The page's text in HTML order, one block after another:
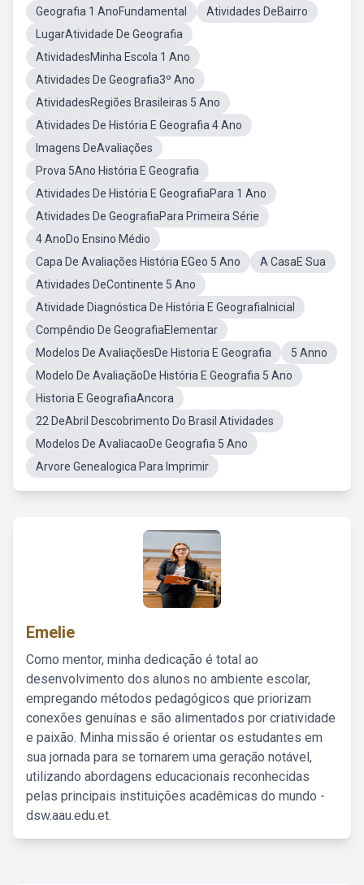
Geografia 1 AnoFundamental
Atividades DeBairro
LugarAtividade De Geografia
AtividadesMinha Escola 1 Ano
Atividades De Geografia3º Ano
AtividadesRegiões Brasileiras 5 Ano
Atividades De História E Geografia 4 Ano
Imagens DeAvaliações
Prova 5Ano História E Geografia
Atividades De História E GeografiaPara 1 Ano
Atividades De GeografiaPara Primeira Série
4 AnoDo Ensino Médio
Capa De Avaliações História EGeo 5 Ano
A CasaE Sua
Atividades DeContinente 5 Ano
Atividade Diagnóstica De História E GeografiaInicial
Compêndio De GeografiaElementar
Modelos De AvaliaçõesDe Historia E Geografia
5 Anno
Modelo De AvaliaçãoDe História E Geografia 5 Ano
Historia E GeografiaAncora
22 DeAbril Descobrimento Do Brasil Atividades
Modelos De AvaliacaoDe Geografia 5 Ano
Arvore Genealogica Para Imprimir
Emelie
Como mentor, minha dedicação é total ao
desenvolvimento dos alunos no ambiente escolar,
empregando métodos pedagógicos que priorizam
conexões genuínas e são alimentados por criatividade
e paixão. Minha missão é orientar os estudantes em
sua jornada para se tornarem uma geração notável,
utilizando abordagens educacionais reconhecidas
pelas principais instituições acadêmicas do mundo -
dsw.aau.edu.et.